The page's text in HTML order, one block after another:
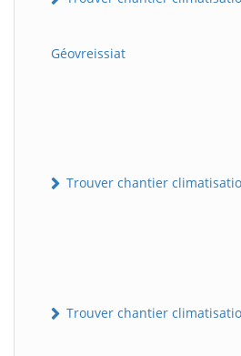
Géovreissiat
Trouver chantier
Trouver chantier